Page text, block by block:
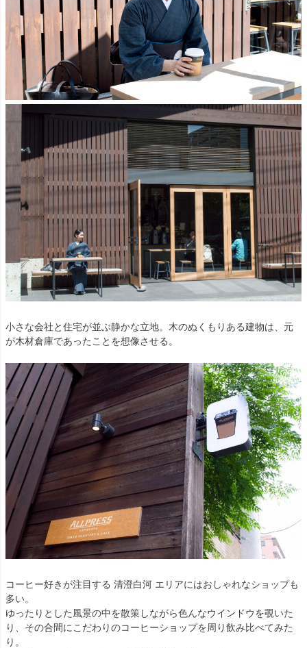
小さな会社と住宅が並ぶ静かな立地。木のぬくもりある建物は、元
が木材倉庫であったことを想像させる。
コーヒー好きが注目する 清澄白河 エリアにはおしゃれなショップも
多い。
ゆったりとした風景の中を散策しながら色んなウインドウを覗いた
り、その合間にこだわりのコーヒーショップを周り飲み比べてみた
り。